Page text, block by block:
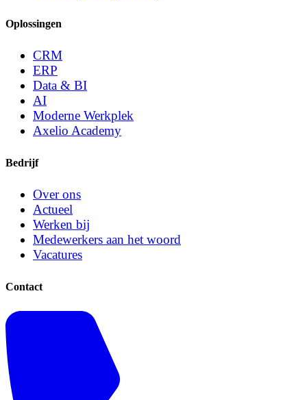
Oplossingen
CRM
ERP
Data & BI
AI
Moderne Werkplek
Axelio Academy
Bedrijf
Over ons
Actueel
Werken bij
Medewerkers aan het woord
Vacatures
Contact